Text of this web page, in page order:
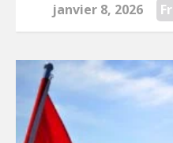
janvier 8, 2026